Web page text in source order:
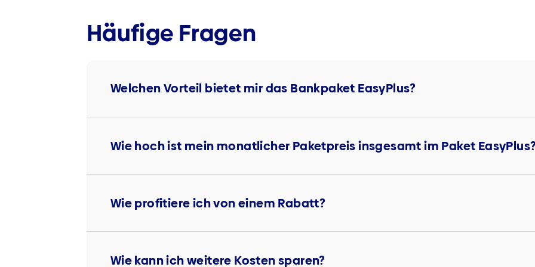
Häufige Fragen
Welchen Vorteil bietet mir das Bankpaket EasyPlus?
Wie hoch ist mein monatlicher Paketpreis insgesamt im Paket
Wie profitiere ich von einem Rabatt?
Wie kann ich weitere Kosten sparen?